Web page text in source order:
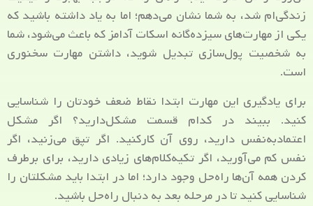
زندگی‌ام شد، به شما نشان می‌دهم؛ اما به یاد داشته باشید که
یکی از مهارت‌های سیزده‌گانه اسکات آدامز که باعث می‌شود، شما
به شخصیت پول‌سازی تبدیل شوید، داشتن مهارت سخنوری
است.
برای یادگیری این مهارت ابتدا نقاط ضعف خودتان را شناسایی
کنید. ببیند در کدام قسمت مشکل‌دارید؟ اگر مشکل
اعتمادبه‌نفس دارید، روی آن کارکنید. اگر تپق می‌زنید، اگر
نفس کم می‌آورید، اگر تکیه‌کلام‌های زیادی دارید، برای برطرف
کردن همه آن‌ها راه‌حل وجود دارد؛ اما در ابتدا باید مشکلتان را
شناسایی کنید تا در مرحله بعد به دنبال راه‌حل باشید.